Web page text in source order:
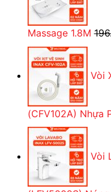
Massage 1.8M
Vòi
(CFV102A) Nhựa
Vòi